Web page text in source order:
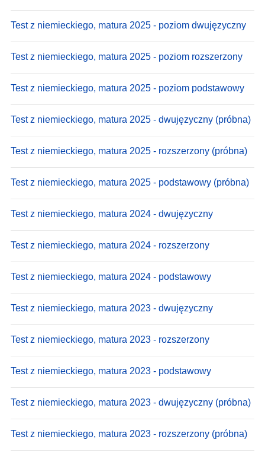
Test z niemieckiego, matura 2025 - poziom dwujęzyczny
Test z niemieckiego, matura 2025 - poziom rozszerzony
Test z niemieckiego, matura 2025 - poziom podstawowy
Test z niemieckiego, matura 2025 - dwujęzyczny (próbna)
Test z niemieckiego, matura 2025 - rozszerzony (próbna)
Test z niemieckiego, matura 2025 - podstawowy (próbna)
Test z niemieckiego, matura 2024 - dwujęzyczny
Test z niemieckiego, matura 2024 - rozszerzony
Test z niemieckiego, matura 2024 - podstawowy
Test z niemieckiego, matura 2023 - dwujęzyczny
Test z niemieckiego, matura 2023 - rozszerzony
Test z niemieckiego, matura 2023 - podstawowy
Test z niemieckiego, matura 2023 - dwujęzyczny (próbna)
Test z niemieckiego, matura 2023 - rozszerzony (próbna)